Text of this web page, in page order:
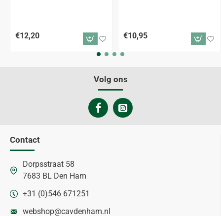
€12,20 €10,95
Volg ons
Contact
Dorpsstraat 58
7683 BL Den Ham
+31 (0)546 671251
webshop@cavdenham.nl